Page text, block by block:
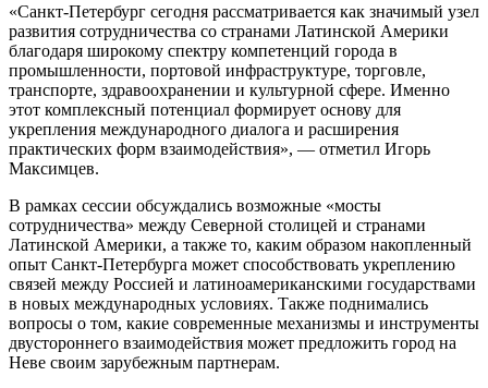
«Санкт-Петербург сегодня рассматривается как значимый узел
развития сотрудничества со странами Латинской Америки
благодаря широкому спектру компетенций города в
промышленности, портовой инфраструктуре, торговле,
транспорте, здравоохранении и культурной сфере. Именно
этот комплексный потенциал формирует основу для
укрепления международного диалога и расширения
практических форм взаимодействия», — отметил Игорь
Максимцев.
В рамках сессии обсуждались возможные «мосты
сотрудничества» между Северной столицей и странами
Латинской Америки, а также то, каким образом накопленный
опыт Санкт-Петербурга может способствовать укреплению
связей между Россией и латиноамериканскими государствами
в новых международных условиях. Также поднимались
вопросы о том, какие современные механизмы и инструменты
двустороннего взаимодействия может предложить город на
Неве своим зарубежным партнерам.